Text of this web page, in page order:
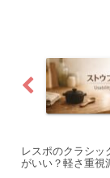
レスポのクラシッ
がいい？軽さ重視